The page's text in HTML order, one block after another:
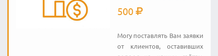
500
Могу поставлять Вaм заявки
от клиентов, оставивших